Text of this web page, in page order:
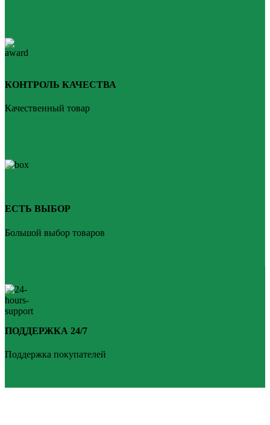
КОНТРОЛЬ КАЧЕСТВА
Качественный товар
ЕСТЬ ВЫБОР
Большой выбор товаров
ПОДДЕРЖКА 24/7
Поддержка покупателей